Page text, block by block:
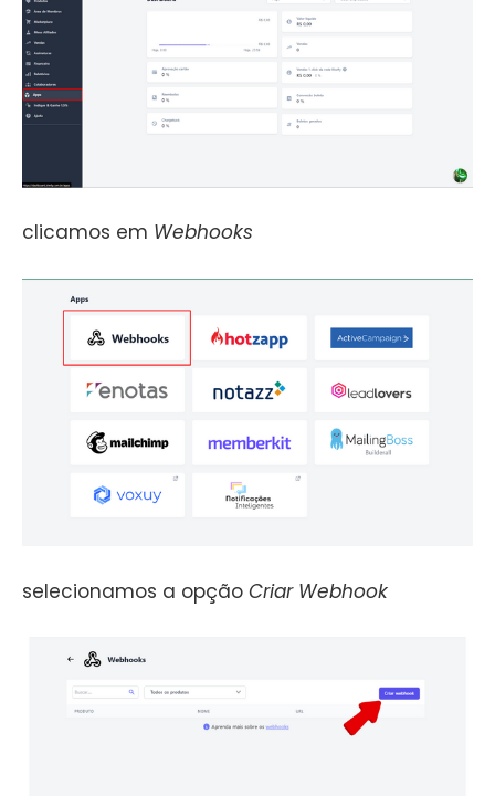
clicamos em Webhooks
selecionamos a opção Criar Webhook